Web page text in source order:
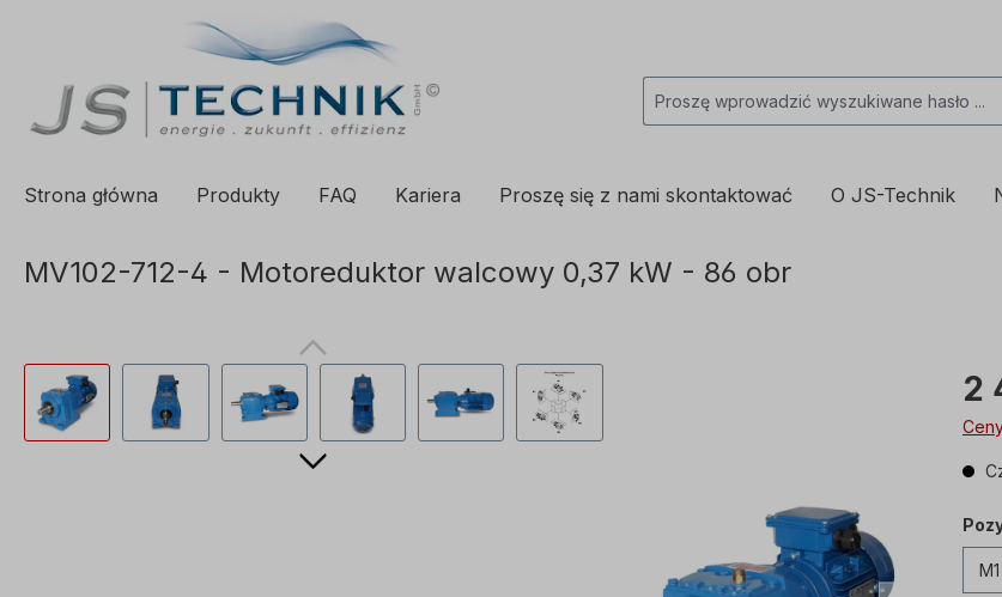
Proszę przejść do głównej nawigacji
Strona główna Produkty FAQ Kariera Proszę się z nami skontaktować O JS-Technik
MV102-712-4 - Motoreduktor walcowy 0,37 kW - 86 obr
2